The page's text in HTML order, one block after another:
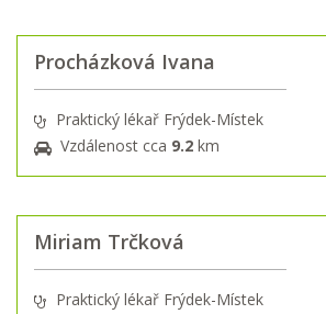
Procházková Ivana
Praktický lékař Frýdek-Místek
Vzdálenost cca 9.2 km
Miriam Trčková
Praktický lékař Frýdek-Místek